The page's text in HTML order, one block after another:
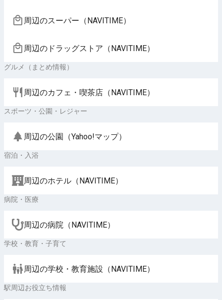
周辺のスーパー（NAVITIME）
周辺のドラッグストア（NAVITIME）
グルメ（まとめ情報）
周辺のカフェ・喫茶店（NAVITIME）
スポーツ・公園・レジャー
周辺の公園（Yahoo!マップ）
宿泊・入浴
周辺のホテル（NAVITIME）
病院・医療
周辺の病院（NAVITIME）
学校・教育・子育て
周辺の学校・教育施設（NAVITIME）
駅周辺お役立ち情報